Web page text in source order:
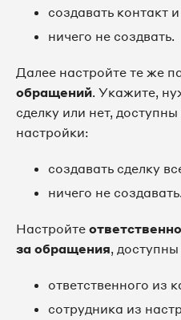
создавать контакт
ничего не создвать.
Далее настройте те же
обращений. Укажите,
сделку или нет,
настройки:
создавать сделку
ничего не создавать.
Настройте
за обращения,
ответственного из
сотрудника из